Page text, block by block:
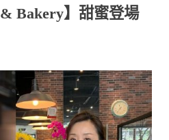
& Bakery】甜蜜登場